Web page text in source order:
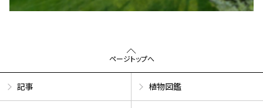
ページトップへ
記事 植物図鑑